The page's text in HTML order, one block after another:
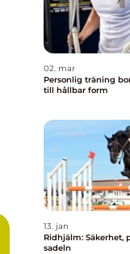
02. mar
Personlig träning borås smart
till hållbar form
13. jan
Ridhjälm: Säkerhet,
sadeln